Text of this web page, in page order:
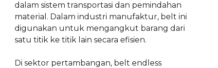
dalam sistem transportasi dan pemindahan
material. Dalam industri manufaktur, belt ini
digunakan untuk mengangkut barang dari
satu titik ke titik lain secara efisien.
Di sektor pertambangan, belt endless